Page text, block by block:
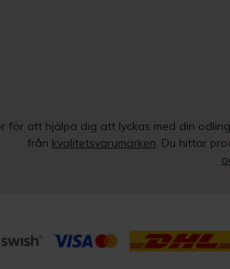
för att hjälpa dig att lyckas med din
från kvalitetsvarumärken. Du hittar